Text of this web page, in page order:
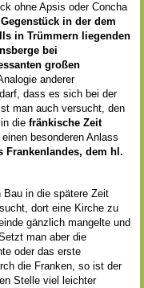
ohne Apsis oder Concha
Gegenstück in der dem
in Trümmern liegenden
bei
großen
anderer
dass es sich bei der
man auch versucht, den
die fränkische Zeit
besonderen Anlass
Frankenlandes, dem hl.
in die spätere Zeit
dort eine Kirche zu
gänzlich mangelte und
man aber die
oder das erste
die Franken, so ist der
Stelle viel leichter